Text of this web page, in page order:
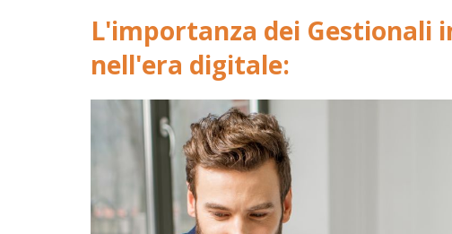
L'importanza dei Gestionali
nell'era digitale: